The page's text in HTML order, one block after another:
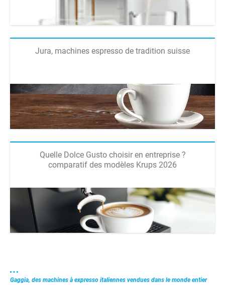
Jura, machines espresso de tradition suisse
Quelle Dolce Gusto choisir en entreprise ?
comparatif des modèles Krups 2026
Gaggia, des machines à expresso italiennes vendues dans le monde entier